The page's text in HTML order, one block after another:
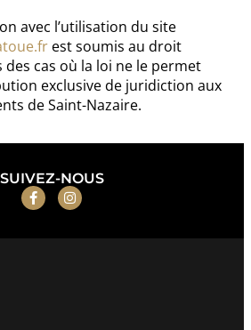
avec l’utilisation du site
est soumis au droit
des cas où la loi ne le permet
exclusive de juridiction aux
de Saint-Nazaire.
SUIVEZ-NOUS